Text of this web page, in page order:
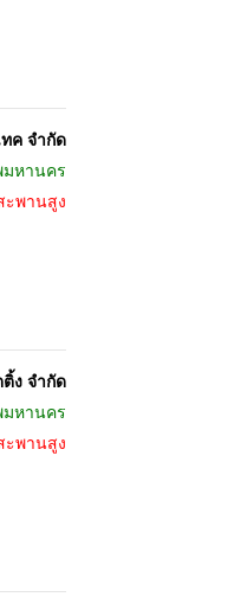
ค จำกัด
มหานคร
ะพานสูง
ง จำกัด
มหานคร
ะพานสูง